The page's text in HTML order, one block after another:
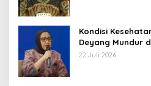
Kondisi
Deyang Mundur
Wamentan
22 Juli 2026